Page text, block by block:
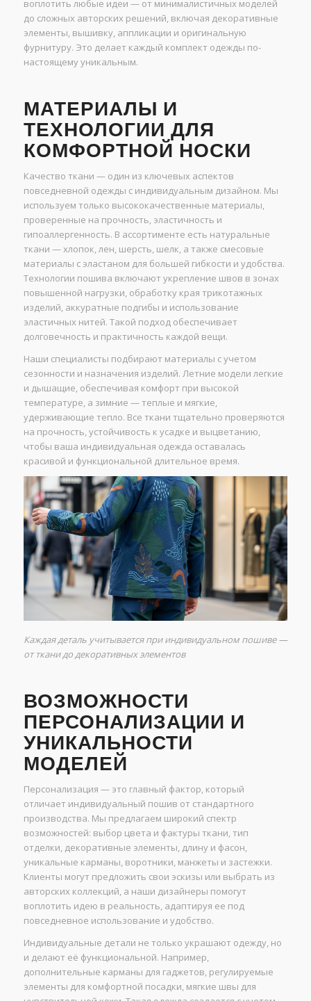
воплотить любые идеи — от минималистичных моделей
до сложных авторских решений, включая декоративные
элементы, вышивку, аппликации и оригинальную
фурнитуру. Это делает каждый комплект одежды по-
настоящему уникальным.
МАТЕРИАЛЫ И
ТЕХНОЛОГИИ ДЛЯ
КОМФОРТНОЙ НОСКИ
Качество ткани — один из ключевых аспектов
повседневной одежды с индивидуальным дизайном. Мы
используем только высококачественные материалы,
проверенные на прочность, эластичность и
гипоаллергенность. В ассортименте есть натуральные
ткани — хлопок, лен, шерсть, шелк, а также смесовые
материалы с эластаном для большей гибкости и удобства.
Технологии пошива включают укрепление швов в зонах
повышенной нагрузки, обработку края трикотажных
изделий, аккуратные подгибы и использование
эластичных нитей. Такой подход обеспечивает
долговечность и практичность каждой вещи.
Наши специалисты подбирают материалы с учетом
сезонности и назначения изделий. Летние модели легкие
и дышащие, обеспечивая комфорт при высокой
температуре, а зимние — теплые и мягкие,
удерживающие тепло. Все ткани тщательно проверяются
на прочность, устойчивость к усадке и выцветанию,
чтобы ваша индивидуальная одежда оставалась
красивой и функциональной длительное время.
Каждая деталь учитывается при индивидуальном пошиве —
от ткани до декоративных элементов
ВОЗМОЖНОСТИ
ПЕРСОНАЛИЗАЦИИ И
УНИКАЛЬНОСТИ
МОДЕЛЕЙ
Персонализация — это главный фактор, который
отличает индивидуальный пошив от стандартного
производства. Мы предлагаем широкий спектр
возможностей: выбор цвета и фактуры ткани, тип
отделки, декоративные элементы, длину и фасон,
уникальные карманы, воротники, манжеты и застежки.
Клиенты могут предложить свои эскизы или выбрать из
авторских коллекций, а наши дизайнеры помогут
воплотить идею в реальность, адаптируя ее под
повседневное использование и удобство.
Индивидуальные детали не только украшают одежду, но
и делают её функциональной. Например,
дополнительные карманы для гаджетов, регулируемые
элементы для комфортной посадки, мягкие швы для